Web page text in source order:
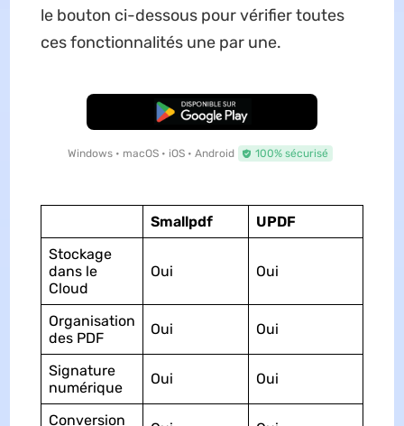
le bouton ci-dessous pour vérifier toutes
ces fonctionnalités une par une.
TÉLÉCHARGER
Windows • macOS • iOS • Android 100% sécurisé
Smallpdf
UPDF
Stockage
dans le
Cloud
Oui Oui
Organisation
des PDF
Oui Oui
Signature
numérique
Oui Oui
Conversion